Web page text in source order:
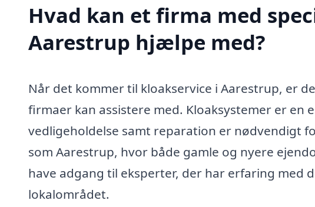
Hvad kan et firma med
Aarestrup hjælpe med?
Når det kommer til kloakservice i Aarestrup, er
firmaer kan assistere med. Kloaksystemer er en
vedligeholdelse samt reparation er nødvendigt
som Aarestrup, hvor både gamle og nyere
have adgang til eksperter, der har erfaring med
lokalområdet.